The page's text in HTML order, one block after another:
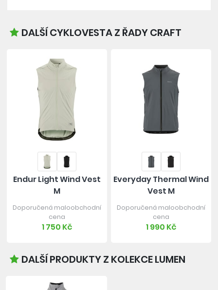
DALŠÍ CYKLOVESTA Z ŘADY CRAFT
Endur Light Wind Vest
M
Doporučená maloobchodní
cena
1 750 Kč
Everyday Thermal Wind
Vest M
Doporučená maloobchodní
cena
1 990 Kč
DALŠÍ PRODUKTY Z KOLEKCE LUMEN